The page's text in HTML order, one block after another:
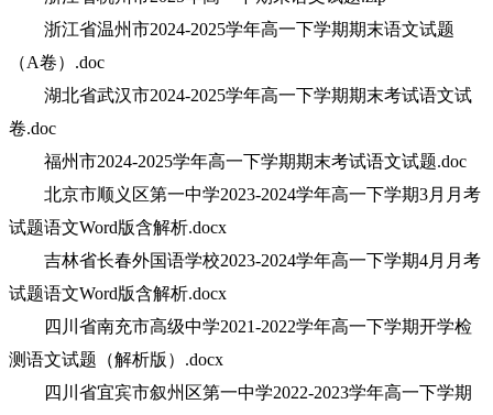
浙江省温州市2024-2025学年高一下学期期末语文试题
（A卷）.doc
湖北省武汉市2024-2025学年高一下学期期末考试语文试
卷.doc
福州市2024-2025学年高一下学期期末考试语文试题.doc
北京市顺义区第一中学2023-2024学年高一下学期3月月考
试题语文Word版含解析.docx
吉林省长春外国语学校2023-2024学年高一下学期4月月考
试题语文Word版含解析.docx
四川省南充市高级中学2021-2022学年高一下学期开学检
测语文试题（解析版）.docx
四川省宜宾市叙州区第一中学2022-2023学年高一下学期